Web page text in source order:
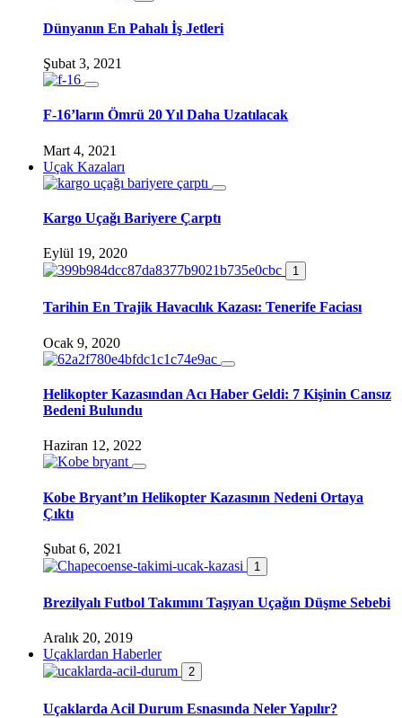
Dünyanın En Pahalı İş Jetleri
Şubat 3, 2021
F-16’ların Ömrü 20 Yıl Daha Uzatılacak
Mart 4, 2021
Uçak Kazaları
Kargo Uçağı Bariyere Çarptı
Eylül 19, 2020
1
Tarihin En Trajik Havacılık Kazası: Tenerife Faciası
Ocak 9, 2020
Helikopter Kazasından Acı Haber Geldi: 7 Kişinin Cansız
Bedeni Bulundu
Haziran 12, 2022
Kobe Bryant’ın Helikopter Kazasının Nedeni Ortaya
Çıktı
Şubat 6, 2021
1
Brezilyalı Futbol Takımını Taşıyan Uçağın Düşme Sebebi
Aralık 20, 2019
Uçaklardan Haberler
2
Uçaklarda Acil Durum Esnasında Neler Yapılır?